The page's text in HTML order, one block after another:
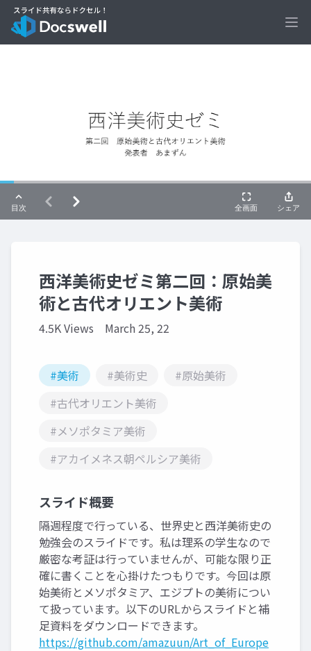
西洋美術史ゼミ第二回：原始美
術と古代オリエント美術
4.5K Views March 25, 22
#美術 #美術史
#原始美術
#古代オリエント美術
#メソポタミア美術
#アカイメネス朝ペルシア美術
スライド概要
隔週程度で行っている、世界史と西洋美術史の
勉強会のスライドです。私は理系の学生なので
厳密な考証は行っていませんが、可能な限り正
確に書くことを心掛けたつもりです。今回は原
始美術とメソポタミア、エジプトの美術につい
て扱っています。以下のURLからスライドと補
足資料をダウンロードできます。
https://github.com/amazuun/Art_of_Europe